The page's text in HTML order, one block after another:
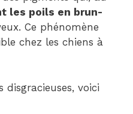
les poils en brun-
Ce phénomène
chez les chiens à
disgracieuses, voici